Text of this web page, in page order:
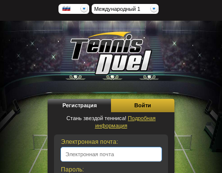
Международный 1
Регистрация Войти
Стань звездой тенниса! Подробная
информация
Электронная почта:
Пароль: